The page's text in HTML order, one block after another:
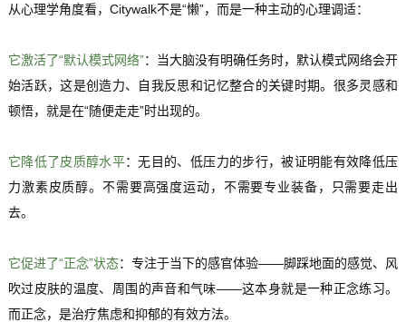
从心理学角度看，Citywalk不是“懒”，而是一种主动的心理调适：
它激活了“默认模式网络”：当大脑没有明确任务时，默认模式网络会开
始活跃，这是创造力、自我反思和记忆整合的关键时期。很多灵感和
顿悟，就是在“随便走走”时出现的。
它降低了皮质醇水平：无目的、低压力的步行，被证明能有效降低压
力激素皮质醇。不需要高强度运动，不需要专业装备，只需要走出
去。
它促进了“正念”状态：专注于当下的感官体验——脚踩地面的感觉、风
吹过皮肤的温度、周围的声音和气味——这本身就是一种正念练习。
而正念，是治疗焦虑和抑郁的有效方法。